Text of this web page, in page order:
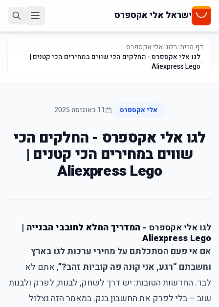
ישראל אלי אקספרס
דף הבית/בלוג/אלי אקספרס
/לגו אלי אקספרס - החלקים הכי שווים במחירים הכי קטנים |
Aliexpress Lego
אלי אקספרס 11 באוגוסט 2025
לגו אלי אקספרס - החלקים הכי
שווים במחירים הכי קטנים |
Aliexpress Lego
לגו אלי אקספרס - המדריך המלא לחובבי הבנייה |
Aliexpress Lego
אם אי פעם הסתכלתם על מחירי ערכות לגו בארץ
וחשבתם “רגע, אני קונה פה קוביות זהב?”, אתם לא
לבד. החדשות הטובות: יש דרך לשחק, לבנות, לפרק ולבנות
שוב – בלי לפרק את החשבון בנק. במאמר הזה נצלול